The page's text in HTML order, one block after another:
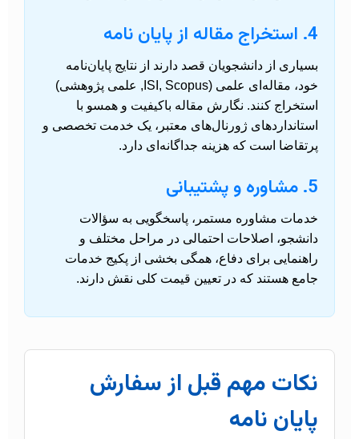
4. استخراج مقاله از پایان نامه
بسیاری از دانشجویان قصد دارند از نتایج پایان‌نامه
خود، مقاله‌ای علمی (ISI, Scopus, علمی پژوهشی)
استخراج کنند. نگارش مقاله باکیفیت و همسو با
استانداردهای ژورنال‌های معتبر، یک خدمت تخصصی و
پرتقاضا است که هزینه جداگانه‌ای دارد.
5. مشاوره و پشتیبانی
خدمات مشاوره مستمر، پاسخگویی به سؤالات
دانشجو، اصلاحات احتمالی در مراحل مختلف و
راهنمایی برای دفاع، همگی بخشی از پکیج خدمات
جامع هستند که در تعیین قیمت کلی نقش دارند.
نکات مهم قبل از سفارش
پایان نامه